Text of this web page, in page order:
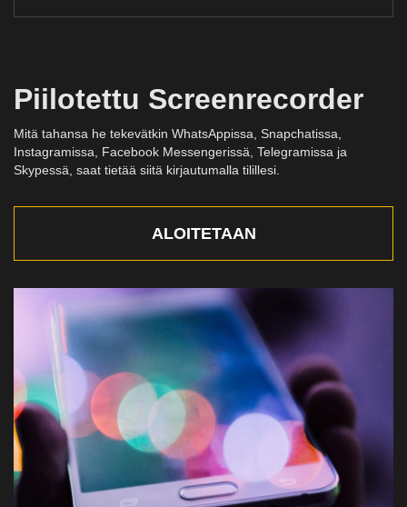
Piilotettu Screenrecorder
Mitä tahansa he tekevätkin WhatsAppissa, Snapchatissa,
Instagramissa, Facebook Messengerissä, Telegramissa ja
Skypessä, saat tietää siitä kirjautumalla tilillesi.
ALOITETAAN